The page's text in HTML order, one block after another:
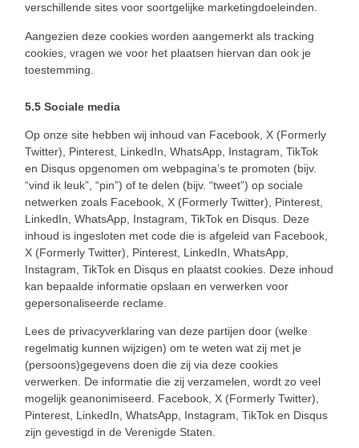
verschillende sites voor soortgelijke marketingdoeleinden.
Aangezien deze cookies worden aangemerkt als tracking
cookies, vragen we voor het plaatsen hiervan dan ook je
toestemming.
5.5 Sociale media
Op onze site hebben wij inhoud van Facebook, X (Formerly
Twitter), Pinterest, LinkedIn, WhatsApp, Instagram, TikTok
en Disqus opgenomen om webpagina’s te promoten (bijv.
“vind ik leuk”, “pin”) of te delen (bijv. “tweet”) op sociale
netwerken zoals Facebook, X (Formerly Twitter), Pinterest,
LinkedIn, WhatsApp, Instagram, TikTok en Disqus. Deze
inhoud is ingesloten met code die is afgeleid van Facebook,
X (Formerly Twitter), Pinterest, LinkedIn, WhatsApp,
Instagram, TikTok en Disqus en plaatst cookies. Deze inhoud
kan bepaalde informatie opslaan en verwerken voor
gepersonaliseerde reclame.
Lees de privacyverklaring van deze partijen door (welke
regelmatig kunnen wijzigen) om te weten wat zij met je
(persoons)gegevens doen die zij via deze cookies
verwerken. De informatie die zij verzamelen, wordt zo veel
mogelijk geanonimiseerd. Facebook, X (Formerly Twitter),
Pinterest, LinkedIn, WhatsApp, Instagram, TikTok en Disqus
zijn gevestigd in de Verenigde Staten.